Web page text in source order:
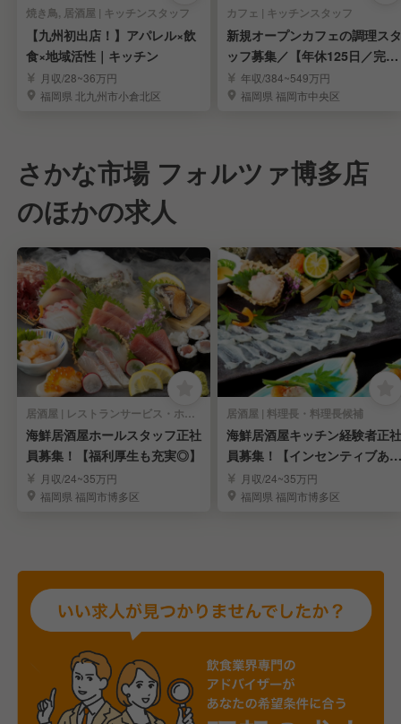
焼き鳥, 居酒屋 | キッチンスタッフ
【九州初出店！】アパレル×飲
食×地域活性｜キッチン
月収/28~36万円
福岡県 北九州市小倉北区
カフェ | キッチンスタッフ
新規オープンカフェの調理スタ
ッフ募集／【年休125日／完全
週休2日制】
年収/384~549万円
福岡県 福岡市中央区
さかな市場 フォルツァ博多店
のほかの求人
居酒屋 | レストランサービス・ホールスタッフ
海鮮居酒屋ホールスタッフ正社
員募集！【福利厚生も充実◎】
月収/24~35万円
福岡県 福岡市博多区
居酒屋 | 料理長・料理長候補
海鮮居酒屋キッチン経験者正社
員募集！【インセンティブあり
◎】月収/24~35万円
福岡県 福岡市博多区